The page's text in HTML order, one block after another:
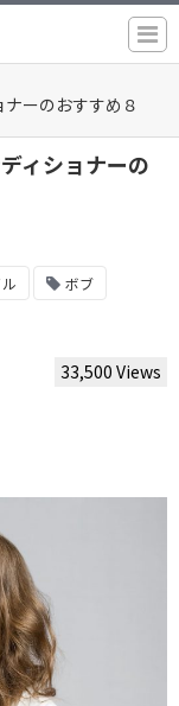
ーのおすすめ８
ィショナーの
ボブ
33,500 Views